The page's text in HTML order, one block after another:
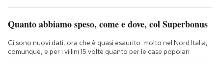
Quanto abbiamo speso, come e dove, col Superbonus
Ci sono nuovi dati, ora che è quasi esaurito: molto nel Nord Italia,
comunque, e per i villini 15 volte quanto per le case popolari